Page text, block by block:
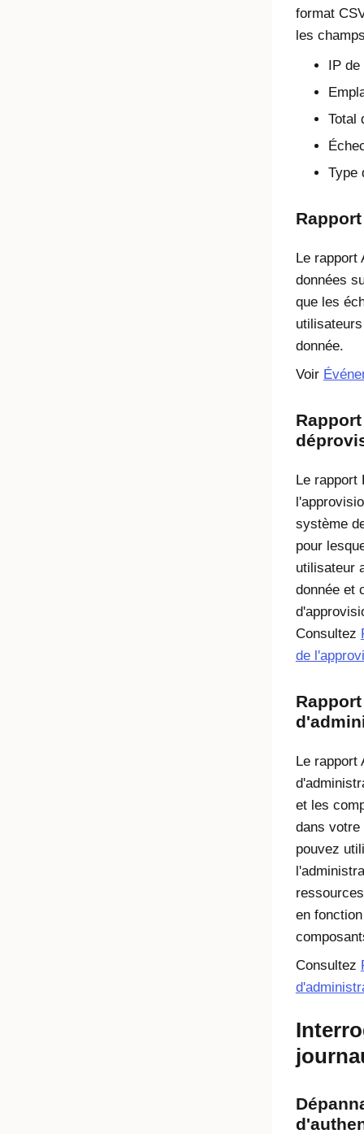
format
les
IP de
Total
Type
Le rapport
données
que les
donnée.
Voir
Le rapport
système
pour
utilisateur
donnée et
Consultez
de
Le rapport
et les
dans votre
pouvez
en
Consultez